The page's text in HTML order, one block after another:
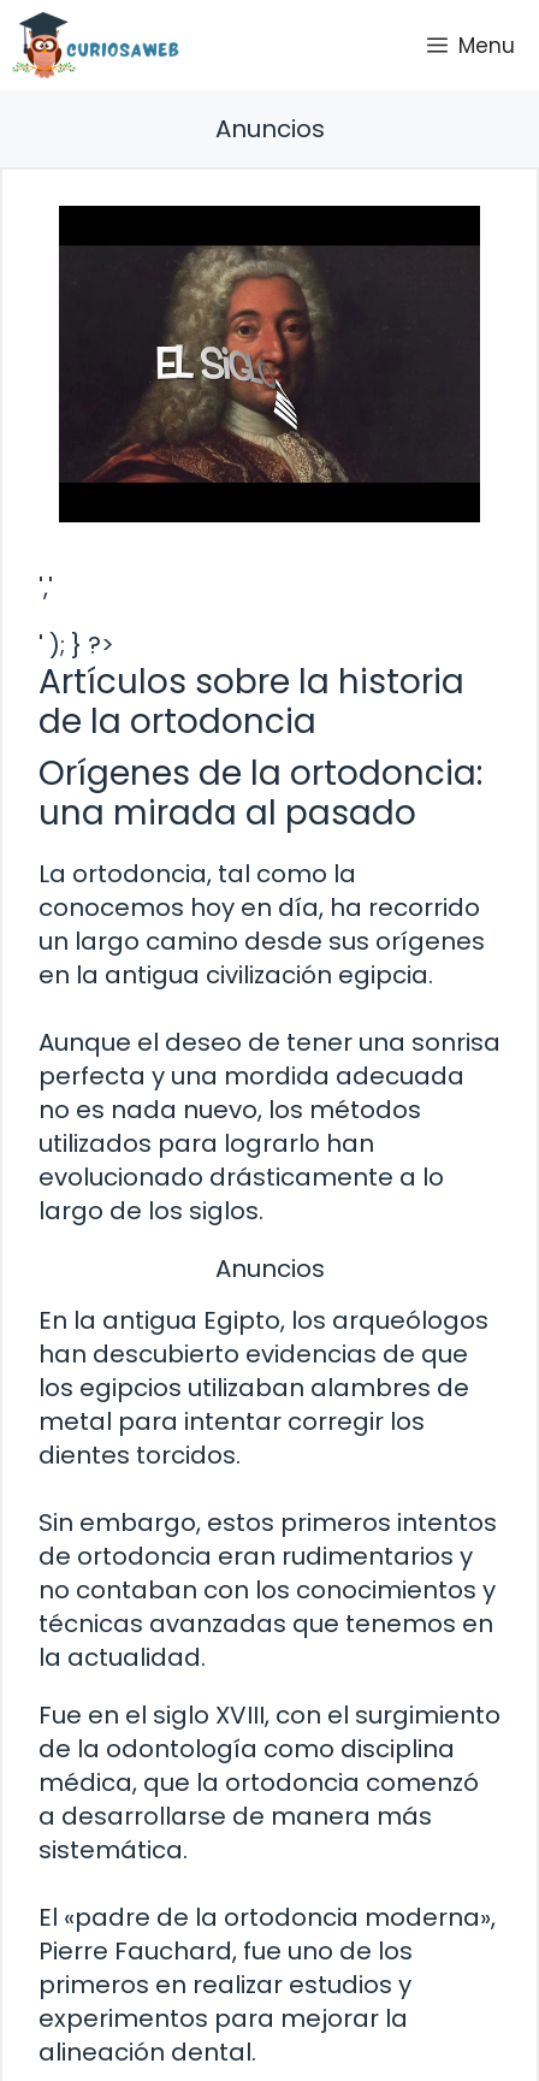
Saltar
contenido
Menu
Anuncios
','
' ); } ?>
Artículos sobre la historia
de la ortodoncia
Orígenes de la ortodoncia:
una mirada al pasado
La ortodoncia, tal como la
conocemos hoy en día, ha recorrido
un largo camino desde sus orígenes
en la antigua civilización egipcia.
Aunque el deseo de tener una sonrisa
perfecta y una mordida adecuada
no es nada nuevo, los métodos
utilizados para lograrlo han
evolucionado drásticamente a lo
largo de los siglos.
Anuncios
En la antigua Egipto, los arqueólogos
han descubierto evidencias de que
los egipcios utilizaban alambres de
metal para intentar corregir los
dientes torcidos.
Sin embargo, estos primeros intentos
de ortodoncia eran rudimentarios y
no contaban con los conocimientos y
técnicas avanzadas que tenemos en
la actualidad.
Fue en el siglo XVIII, con el surgimiento
de la odontología como disciplina
médica, que la ortodoncia comenzó
a desarrollarse de manera más
sistemática.
El «padre de la ortodoncia moderna»,
Pierre Fauchard, fue uno de los
primeros en realizar estudios y
experimentos para mejorar la
alineación dental.